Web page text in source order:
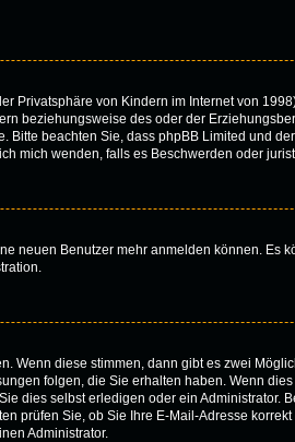
Privatsphäre von Kindern im Internet von
beziehungsweise des oder der
beachten Sie, dass phpBB Limited und
mich wenden, falls es Beschwerden oder
Benutzer mehr anmelden können. Es
Wenn diese stimmen, dann gibt es zwei
folgen, die Sie erhalten haben. Wenn
dies selbst erledigen oder ein Administrator.
prüfen Sie, ob Sie Ihre E-Mail-Adresse
Administrator.